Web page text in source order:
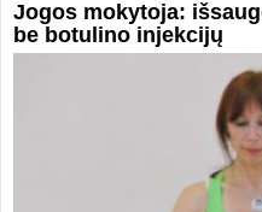
Jogos mokytoja:
be botulino injekcijų